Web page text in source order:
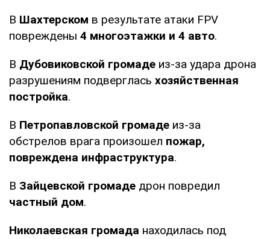
В Шахтерском в результате атаки FPV
повреждены 4 многоэтажки и 4 авто.
В Дубовиковской громаде из-за удара дрона
разрушениям подверглась хозяйственная
постройка.
В Петропавловской громаде из-за
обстрелов врага произошел пожар,
повреждена инфраструктура.
В Зайцевской громаде дрон повредил
частный дом.
Николаевская громада находилась под